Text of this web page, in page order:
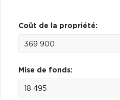
Coût de la propriété:
Mise de fonds: